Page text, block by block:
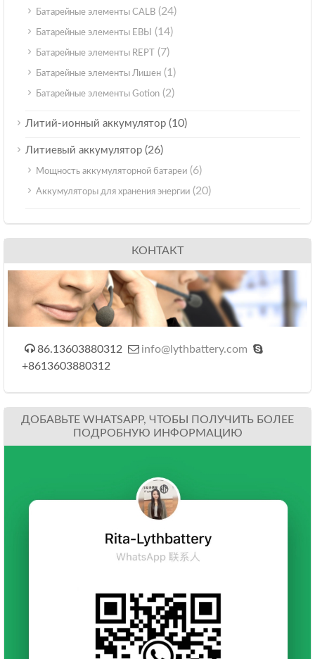
Батарейные элементы CALB (24)
Батарейные элементы ЕВЫ (14)
Батарейные элементы REPT (7)
Батарейные элементы Лишен (1)
Батарейные элементы Gotion (2)
Литий-ионный аккумулятор (10)
Литиевый аккумулятор (26)
Мощность аккумуляторной батареи (6)
Аккумуляторы для хранения энергии (20)
КОНТАКТ
 86.13603880312  info@lythbattery.com 
+8613603880312
ДОБАВЬТЕ WHATSAPP, ЧТОБЫ ПОЛУЧИТЬ БОЛЕЕ
ПОДРОБНУЮ ИНФОРМАЦИЮ